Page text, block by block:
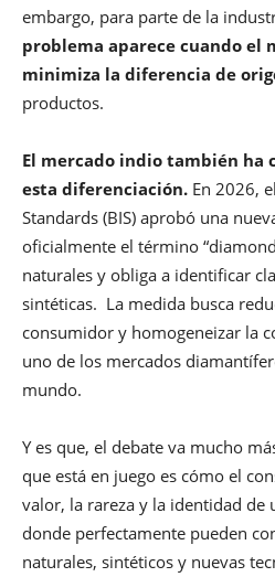
embargo, para parte de la
problema aparece cuando el
minimiza la diferencia de
productos.
El mercado indio también ha
esta diferenciación. En 2026,
Standards (BIS) aprobó una
oficialmente el término
naturales y obliga a identificar
sintéticas. La medida busca
consumidor y homogeneizar la
uno de los mercados
mundo.
Y es que, el debate va mucho
que está en juego es cómo el
valor, la rareza y la identidad de
donde perfectamente pueden
naturales, sintéticos y nuevas